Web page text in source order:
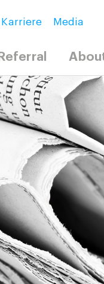
Karriere Media
Referral